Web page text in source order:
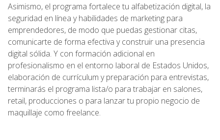
Asimismo, el programa fortalece tu alfabetización digital, la
seguridad en línea y habilidades de marketing para
emprendedores, de modo que puedas gestionar citas,
comunicarte de forma efectiva y construir una presencia
digital sólida. Y con formación adicional en
profesionalismo en el entorno laboral de Estados Unidos,
elaboración de currículum y preparación para entrevistas,
terminarás el programa lista/o para trabajar en salones,
retail, producciones o para lanzar tu propio negocio de
maquillaje como freelance.